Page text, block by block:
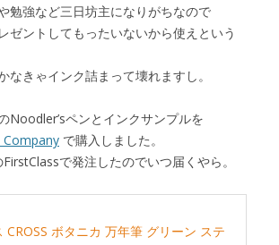
勉強など三日坊主になりがちなので
ゼントしてもったいないから使えという
なきゃインク詰まって壊れますし。
Noodler’sペンとインクサンプルを
Company で購入しました。
で発注したのでいつ届くやら。
CROSS ボタニカ 万年筆 グリーン ステ